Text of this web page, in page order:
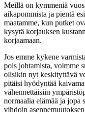
Meillä on kymmeniä
aikapommista ja pientä
maatamme, kun putket
kysytä korjauksen
korjaamaan.
Jos emme kykene
pois johtamista, voimme
olisikin nyt keskityttävä
pitäisi hyödyntää
vähennettäisiin
normaalia elämää ja jopa
vihdoin